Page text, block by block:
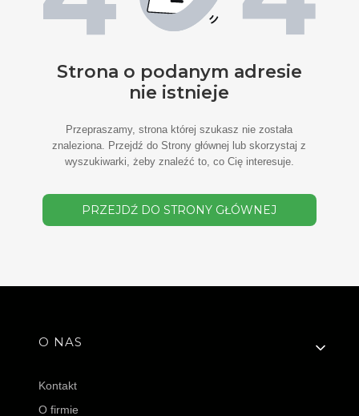
Strona o podanym adresie
nie istnieje
Przepraszamy, strona której szukasz nie została
znaleziona. Przejdź do Strony głównej lub skorzystaj z
wyszukiwarki, żeby znaleźć to, co Cię interesuje.
PRZEJDŹ DO STRONY GŁÓWNEJ
Linki w stopce
O NAS
Kontakt
O firmie